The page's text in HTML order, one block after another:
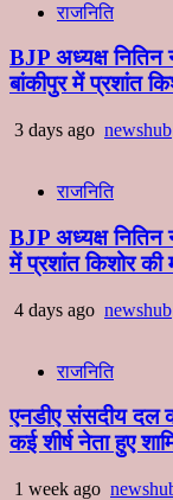
राजनिति
BJP अध्यक्ष
बांकीपुर में प्रशांत
3 days ago newshub
राजनिति
BJP अध्यक्ष नितिन
में प्रशांत किशोर
4 days ago newshub
राजनिति
एनडीए संसदीय दल
कई शीर्ष नेता हुए
1 week ago